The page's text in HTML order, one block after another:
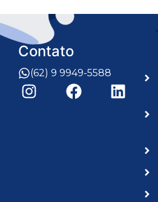
Contato
(62) 9 9949-5588